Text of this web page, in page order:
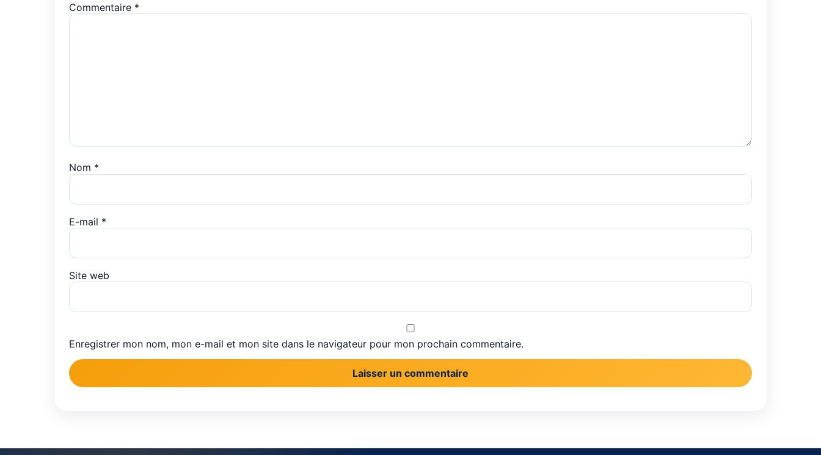
Commentaire *
Nom *
E-mail *
Site web
Enregistrer mon nom, mon e-mail et mon site dans le navigateur pour mon prochain commentaire.